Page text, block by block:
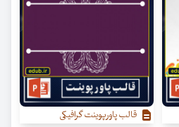
قالب پاورپوینت گرافیکی